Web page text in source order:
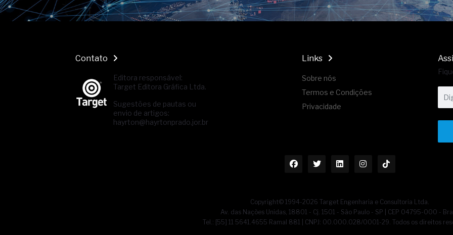
Contato
Editora responsável:
Target Editora Gráfica Ltda.
Sugestões de pautas ou
envio de artigos:
hayrton@hayrtonprado.jor.br
Links
Sobre nós
Termos e Condições
Privacidade
Copyright© 1994-2026 Target Engenharia e Consultoria Ltda.
Av. das Nações Unidas, 18801 - Cj. 1501 - São Paulo - SP | CEP 04795-000 -
Tel.: [55] 11 5641.4655 Ramal 881 | CNPJ: 00.000.028/0001-29. Todos os direitos